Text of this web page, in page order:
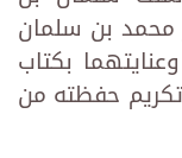
محمد بن سلمان
بكتاب
حفظته من